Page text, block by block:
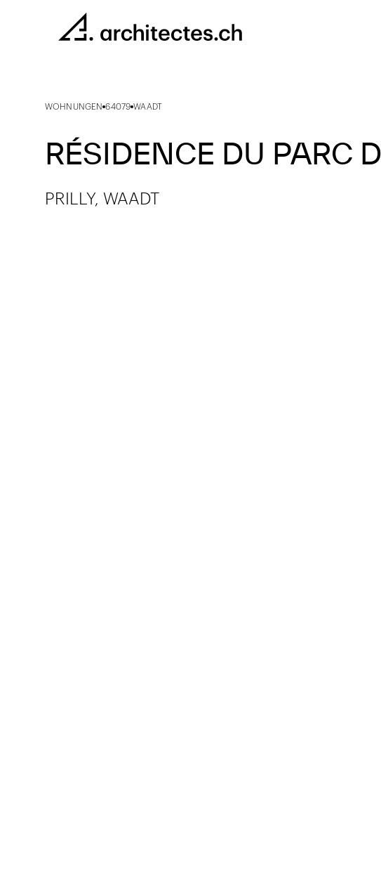
WOHNUNGEN 64079 WAADT
RÉSIDENCE DU PARC
PRILLY, WAADT